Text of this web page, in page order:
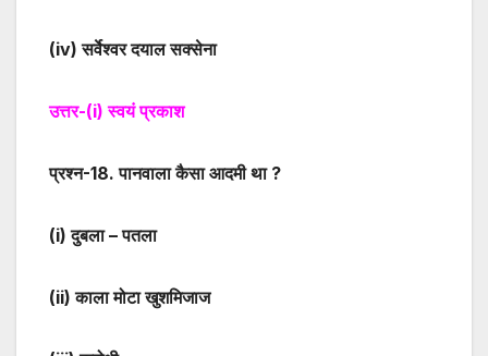
(iv) सर्वेश्वर दयाल सक्सेना
उत्तर-(i) स्वयं प्रकाश
प्रश्न-18. पानवाला कैसा आदमी था ?
(i) दुबला – पतला
(ii) काला मोटा खुशमिजाज